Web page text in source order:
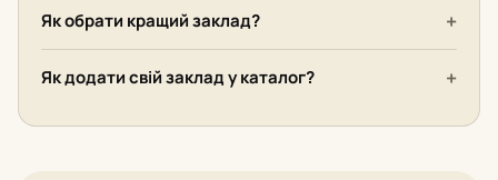
Як обрати кращий заклад?
Як додати свій заклад у каталог?